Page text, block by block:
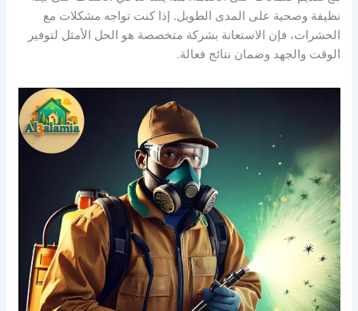
نظيفة وصحية على المدى الطويل. إذا كنت تواجه مشكلات مع
الحشرات، فإن الاستعانة بشركة متخصصة هو الحل الأمثل لتوفير
الوقت والجهد وضمان نتائج فعالة.